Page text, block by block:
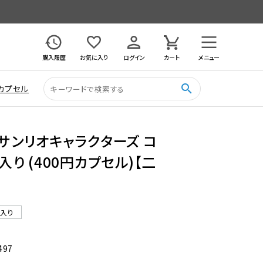
購入履歴 お気に入り ログイン カート メニュー
プセル search
ンリオキャラクターズ コ
り (400円カプセル)【二
り